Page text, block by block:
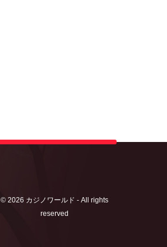
© 2026 カジノワールド - All rights
reserved